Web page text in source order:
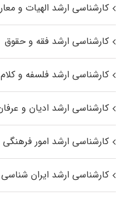
کارشناسی ارشد الهیات و
کارشناسی ارشد فقه و حقوق
کارشناسی ارشد فلسفه و
کارشناسی ارشد ادیان و
کارشناسی ارشد امور فرهنگی
کارشناسی ارشد ایران شناسی